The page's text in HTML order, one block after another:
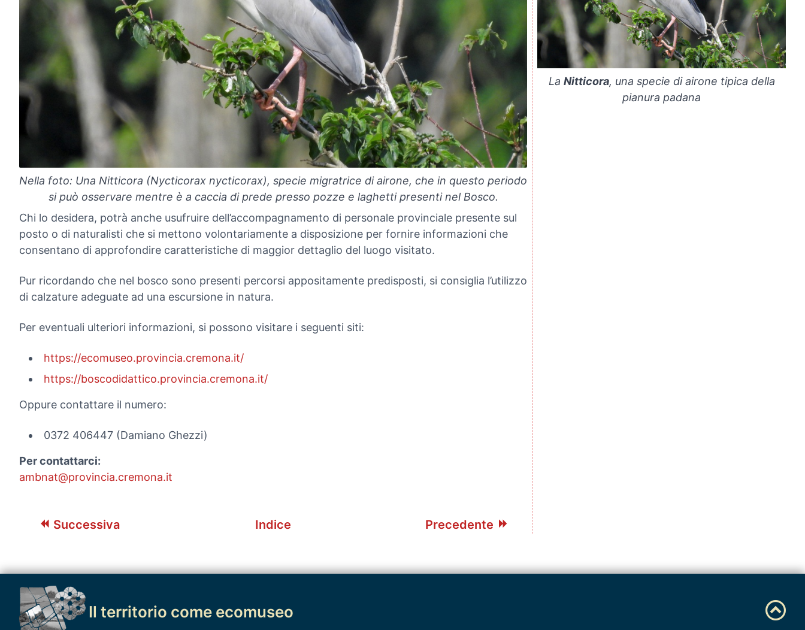
Nella foto: Una Nitticora (Nycticorax nycticorax), specie migratrice di airone, che in questo periodo
si può osservare mentre è a caccia di prede presso pozze e laghetti presenti nel Bosco.
Chi lo desidera, potrà anche usufruire dell’accompagnamento di personale provinciale presente sul
posto o di naturalisti che si mettono volontariamente a disposizione per fornire informazioni che
consentano di approfondire caratteristiche di maggior dettaglio del luogo visitato.
Pur ricordando che nel bosco sono presenti percorsi appositamente predisposti, si consiglia l’utilizzo
di calzature adeguate ad una escursione in natura.
Per eventuali ulteriori informazioni, si possono visitare i seguenti siti:
https://ecomuseo.provincia.cremona.it/
https://boscodidattico.provincia.cremona.it/
Oppure contattare il numero:
0372 406447 (Damiano Ghezzi)
Per contattarci:
ambnat@provincia.cremona.it
Successiva Indice Precedente
La Nitticora, una specie di airone tipica della
pianura padana
Il territorio come ecomuseo